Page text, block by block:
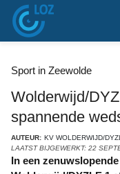
Sport in Zeewolde
Wolderwijd/
spannende
AUTEUR: KV WOLDERWIJD/
LAATST BIJGEWERKT: 22
In een zenuwslopende wedstrijd heeft KV